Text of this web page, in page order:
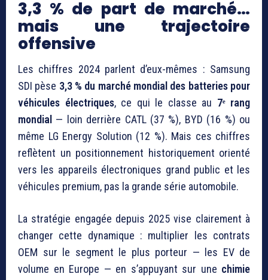
3,3 % de part de marché…
mais une trajectoire
offensive
Les chiffres 2024 parlent d’eux-mêmes : Samsung
SDI pèse 3,3 % du marché mondial des batteries pour
véhicules électriques, ce qui le classe au 7ᵉ rang
mondial — loin derrière CATL (37 %), BYD (16 %) ou
même LG Energy Solution (12 %). Mais ces chiffres
reflètent un positionnement historiquement orienté
vers les appareils électroniques grand public et les
véhicules premium, pas la grande série automobile.
La stratégie engagée depuis 2025 vise clairement à
changer cette dynamique : multiplier les contrats
OEM sur le segment le plus porteur — les EV de
volume en Europe — en s’appuyant sur une chimie